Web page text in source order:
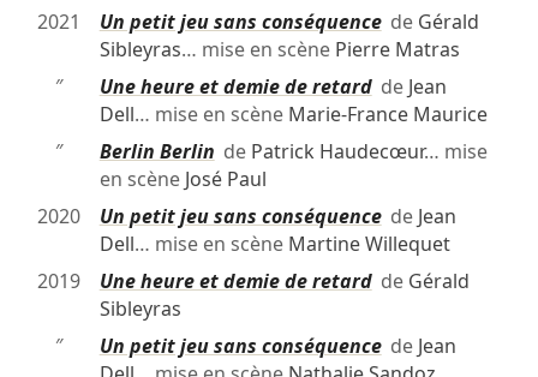
2021
Un petit jeu sans conséquencede Gérald
Sibleyras… mise en scène Pierre Matras
″
Une heure et demie de retardde Jean
Dell… mise en scène Marie-France Maurice
″
Berlin Berlin de Patrick Haudecœur… mise
en scène José Paul
2020
Un petit jeu sans conséquencede Jean
Dell… mise en scène Martine Willequet
2019
Une heure et demie de retardde Gérald
Sibleyras
″
Un petit jeu sans conséquencede Jean